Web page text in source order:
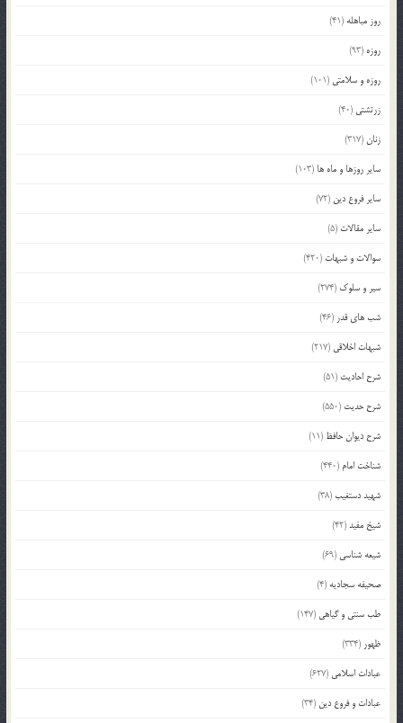
روز مباهله (41)
روزه (93)
روزه و سلامتی (101)
زرتشتی (40)
زنان(317)
سایر روزها و ماه ها (103)
سایر فروع دین (72)
سایر مقالات (5)
سوالات و شبهات (420)
سیر و سلوک (274)
شب های قدر (46)
شبهات اخلاقی (217)
شرح احادیث (51)
شرح حدیث (550)
شرح دیوان حافظ (11)
شناخت امام (440)
شهید دستغیب(38)
شیخ مفید(42)
شیعه شناسی (69)
صحیفه سجادیه (4)
طب سنتی و گیاهی (147)
ظهور (334)
عبادات اسلامی (627)
عبادات و فروع دین (34)